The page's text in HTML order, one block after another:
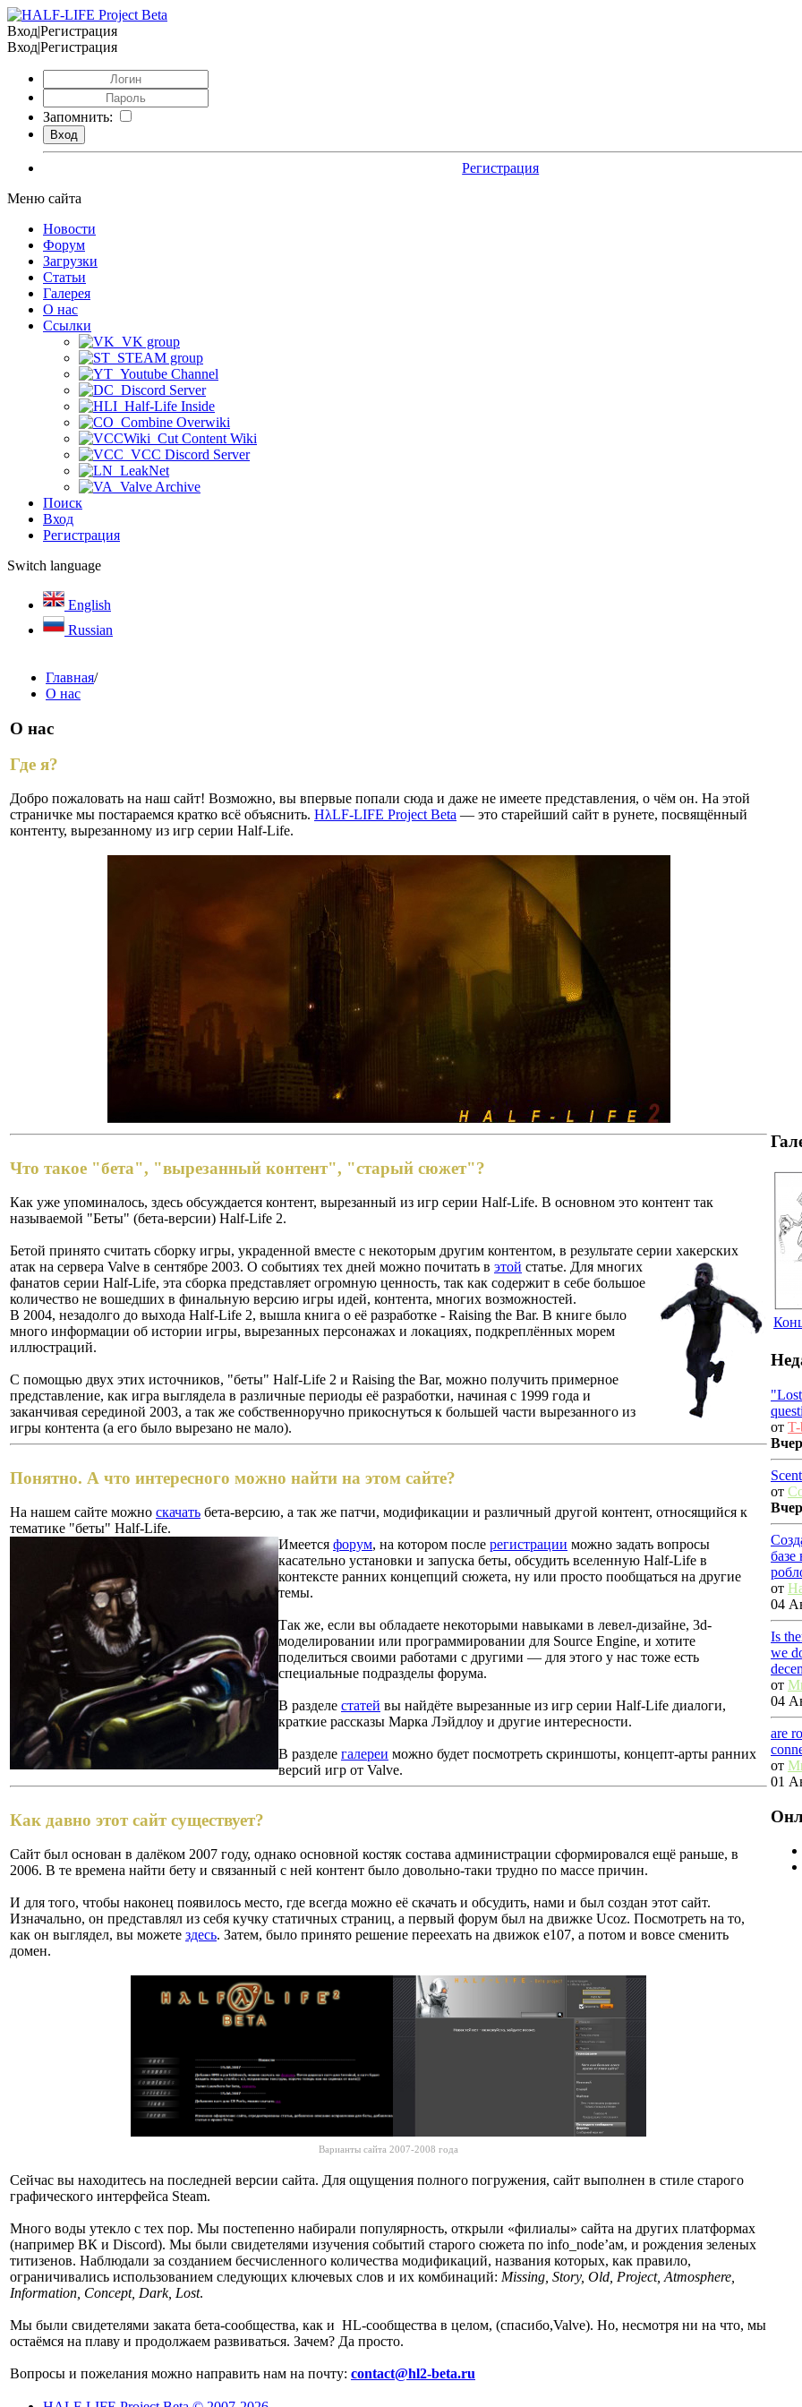
Вход|Регистрация
Вход|Регистрация
Запомнить:
Регистрация
Меню сайта
Новости
Форум
Загрузки
Статьи
Галерея
О нас
Ссылки
VK group
STEAM group
Youtube Channel
Discord Server
Half-Life Inside
Combine Overwiki
Cut Content Wiki
VCC Discord Server
LeakNet
Valve Archive
Поиск
Вход
Регистрация
Switch language
English
Russian
Главная/
О нас
О нас
Где я?
Добро пожаловать на наш сайт! Возможно, вы впервые попали сюда и даже не имеете представления, о чём он. На этой
страничке мы постараемся кратко всё объяснить. HλLF-LIFE Project Beta — это старейший сайт в рунете, посвящённый
контенту, вырезанному из игр серии Half-Life.
Что такое "бета", "вырезанный контент", "старый сюжет"?
Как уже упоминалось, здесь обсуждается контент, вырезанный из игр серии Half-Life. В основном это контент так
называемой "Беты" (бета-версии) Half-Life 2.
Бетой принято считать сборку игры, украденной вместе с некоторым другим контентом, в результате серии хакерских
атак на сервера Valve в сентябре 2003. О событиях тех дней можно почитать в этой статье. Для многих
фанатов серии Half-Life, эта сборка представляет огромную ценность, так как содержит в себе большое
количество не вошедших в финальную версию игры идей, контента, многих возможностей.
В 2004, незадолго до выхода Half-Life 2, вышла книга о её разработке - Raising the Bar. В книге было
много информации об истории игры, вырезанных персонажах и локациях, подкреплённых морем
иллюстраций.
С помощью двух этих источников, "беты" Half-Life 2 и Raising the Bar, можно получить примерное
представление, как игра выглядела в различные периоды её разработки, начиная с 1999 года и
заканчивая серединой 2003, а так же собственноручно прикоснуться к большей части вырезанного из
игры контента (а его было вырезано не мало).
Понятно. А что интересного можно найти на этом сайте?
На нашем сайте можно скачать бета-версию, а так же патчи, модификации и различный другой контент, относящийся к
тематике "беты" Half-Life.
Имеется форум, на котором после регистрации можно задать вопросы
касательно установки и запуска беты, обсудить вселенную Half-Life в
контексте ранних концепций сюжета, ну или просто пообщаться на другие
темы.
Так же, если вы обладаете некоторыми навыками в левел-дизайне, 3d-
моделировании или программировании для Source Engine, и хотите
поделиться своими работами с другими — для этого у нас тоже есть
специальные подразделы форума.
В разделе статей вы найдёте вырезанные из игр серии Half-Life диалоги,
краткие рассказы Марка Лэйдлоу и другие интересности.
В разделе галереи можно будет посмотреть скриншоты, концепт-арты ранних
версий игр от Valve.
Как давно этот сайт существует?
Сайт был основан в далёком 2007 году, однако основной костяк состава администрации сформировался ещё раньше, в
2006. В те времена найти бету и связанный с ней контент было довольно-таки трудно по массе причин.
И для того, чтобы наконец появилось место, где всегда можно её скачать и обсудить, нами и был создан этот сайт.
Изначально, он представлял из себя кучку статичных страниц, а первый форум был на движке Ucoz. Посмотреть на то,
как он выглядел, вы можете здесь. Затем, было принято решение переехать на движок е107, а потом и вовсе сменить
домен.
Варианты сайта 2007-2008 года
Сейчас вы находитесь на последней версии сайта. Для ощущения полного погружения, сайт выполнен в стиле старого
графического интерфейса Steam.
Много воды утекло с тех пор. Мы постепенно набирали популярность, открыли «филиалы» сайта на других платформах
(например ВК и Discord). Мы были свидетелями изучения событий старого сюжета по info_node’ам, и рождения зеленых
титизенов. Наблюдали за созданием бесчисленного количества модификаций, названия которых, как правило,
ограничивались использованием следующих ключевых слов и их комбинаций: Missing, Story, Old, Project, Atmosphere,
Information, Concept, Dark, Lost.
Мы были свидетелями заката бета-сообщества, как и HL-сообщества в целом, (спасибо,Valve). Но, несмотря ни на что, мы
остаёмся на плаву и продолжаем развиваться. Зачем? Да просто.
Вопросы и пожелания можно направить нам на почту: contact@hl2-beta.ru
от T-
от
от
04
Is
we
от
04
are
от
01